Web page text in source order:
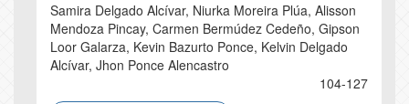
Samira Delgado Alcívar, Niurka Moreira Plúa, Alisson
Mendoza Pincay, Carmen Bermúdez Cedeño, Gipson
Loor Galarza, Kevin Bazurto Ponce, Kelvin Delgado
Alcívar, Jhon Ponce Alencastro
104-127